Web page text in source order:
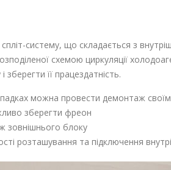
систему, що складається з
схемою циркуляції
зберегти її працездатність.
можна провести демонтаж
зберегти фреон
зовнішнього блоку
розташування та підключення